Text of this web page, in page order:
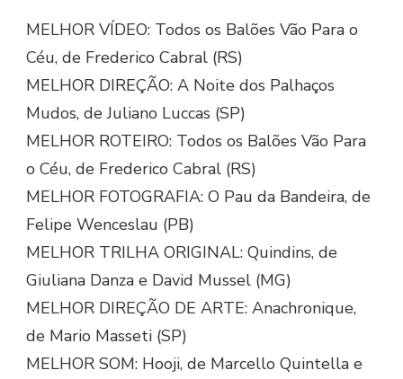
MELHOR VÍDEO: Todos os Balões Vão Para o
Céu, de Frederico Cabral (RS)
MELHOR DIREÇÃO: A Noite dos Palhaços
Mudos, de Juliano Luccas (SP)
MELHOR ROTEIRO: Todos os Balões Vão Para
o Céu, de Frederico Cabral (RS)
MELHOR FOTOGRAFIA: O Pau da Bandeira, de
Felipe Wenceslau (PB)
MELHOR TRILHA ORIGINAL: Quindins, de
Giuliana Danza e David Mussel (MG)
MELHOR DIREÇÃO DE ARTE: Anachronique,
de Mario Masseti (SP)
MELHOR SOM: Hooji, de Marcello Quintella e